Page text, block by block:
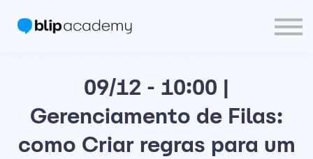
Crie sua Conta
09/12 - 10:00 |
Gerenciamento de Filas:
como Criar regras para um